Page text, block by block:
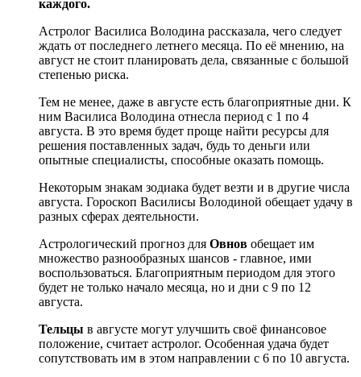
каждого.
Астролог Василиса Володина рассказала, чего следует
ждать от последнего летнего месяца. По её мнению, на
август не стоит планировать дела, связанные с большой
степенью риска.
Тем не менее, даже в августе есть благоприятные дни. К
ним Василиса Володина отнесла период с 1 по 4
августа. В это время будет проще найти ресурсы для
решения поставленных задач, будь то деньги или
опытные специалисты, способные оказать помощь.
Некоторым знакам зодиака будет везти и в другие числа
августа. Гороскоп Василисы Володиной обещает удачу в
разных сферах деятельности.
Астрологический прогноз для Овнов обещает им
множество разнообразных шансов - главное, ими
воспользоваться. Благоприятным периодом для этого
будет не только начало месяца, но и дни с 9 по 12
августа.
Тельцы в августе могут улучшить своё финансовое
положение, считает астролог. Особенная удача будет
сопутствовать им в этом направлении с 6 по 10 августа.